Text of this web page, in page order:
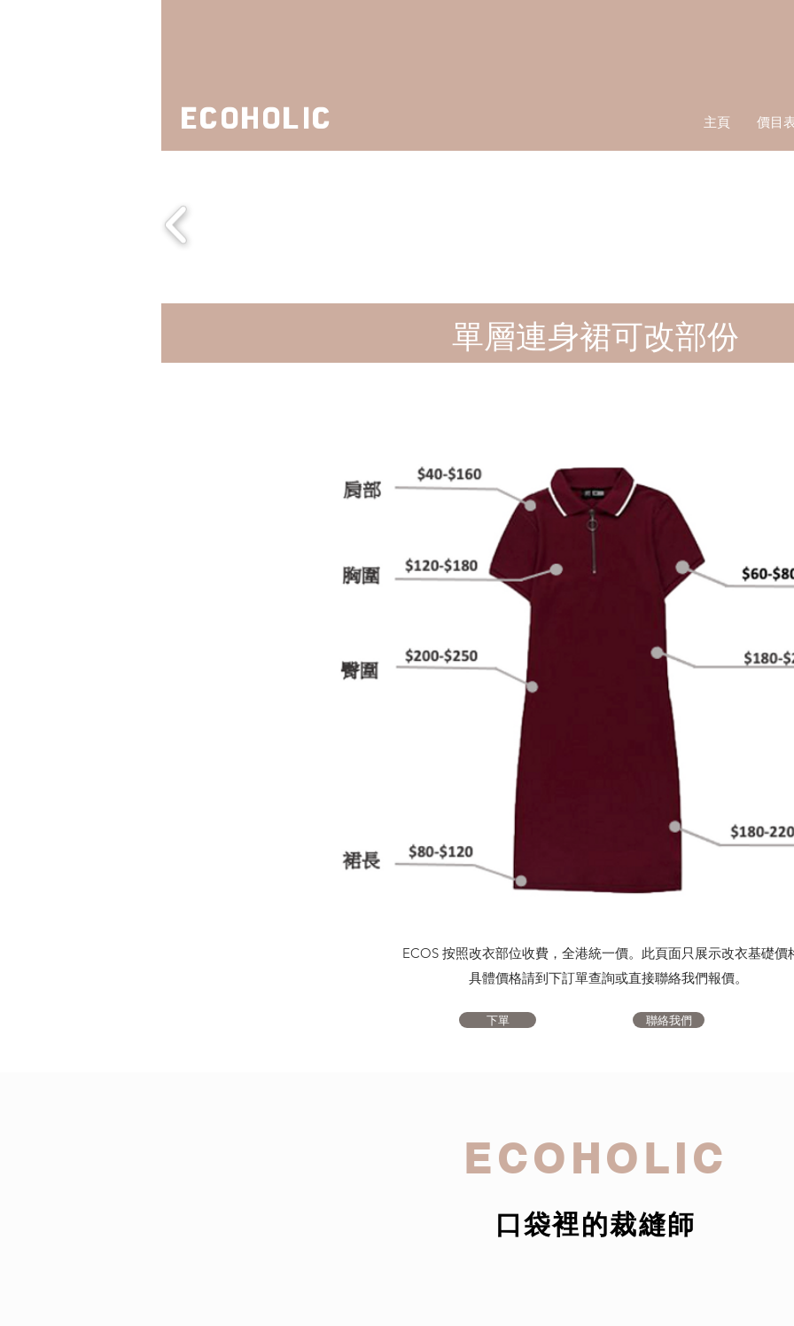
ECOHOLIC 主頁 價目
單層連身裙可改部份
ECOHOLIC
​口袋裡的裁縫師
ECOS 按照改衣部位收費，全港統一價。此頁面只展示改衣基礎價
具體價格請到下訂單查詢或直接聯絡我們報價。
下單 聯絡我們